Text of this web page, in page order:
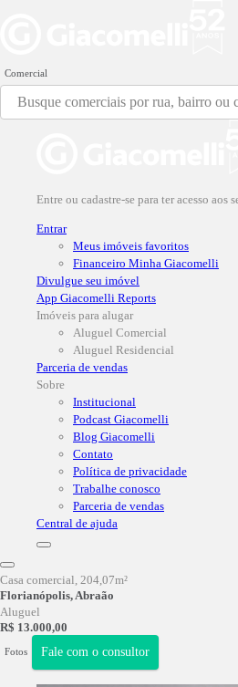
Comercial
Busque comerciais por rua, bairro ou
Entre ou cadastre-se para ter acesso aos
Entrar
Meus imóveis favoritos
Financeiro Minha Giacomelli
Divulgue seu imóvel
App Giacomelli Reports
Imóveis para alugar
Aluguel Comercial
Aluguel Residencial
Parceria de vendas
Sobre
Institucional
Podcast Giacomelli
Blog Giacomelli
Contato
Política de privacidade
Trabalhe conosco
Parceria de vendas
Central de ajuda
Casa comercial , 204,07m²
Florianópolis, Abraão
Aluguel
R$ 13.000,00
Fotos Fale com o consultor